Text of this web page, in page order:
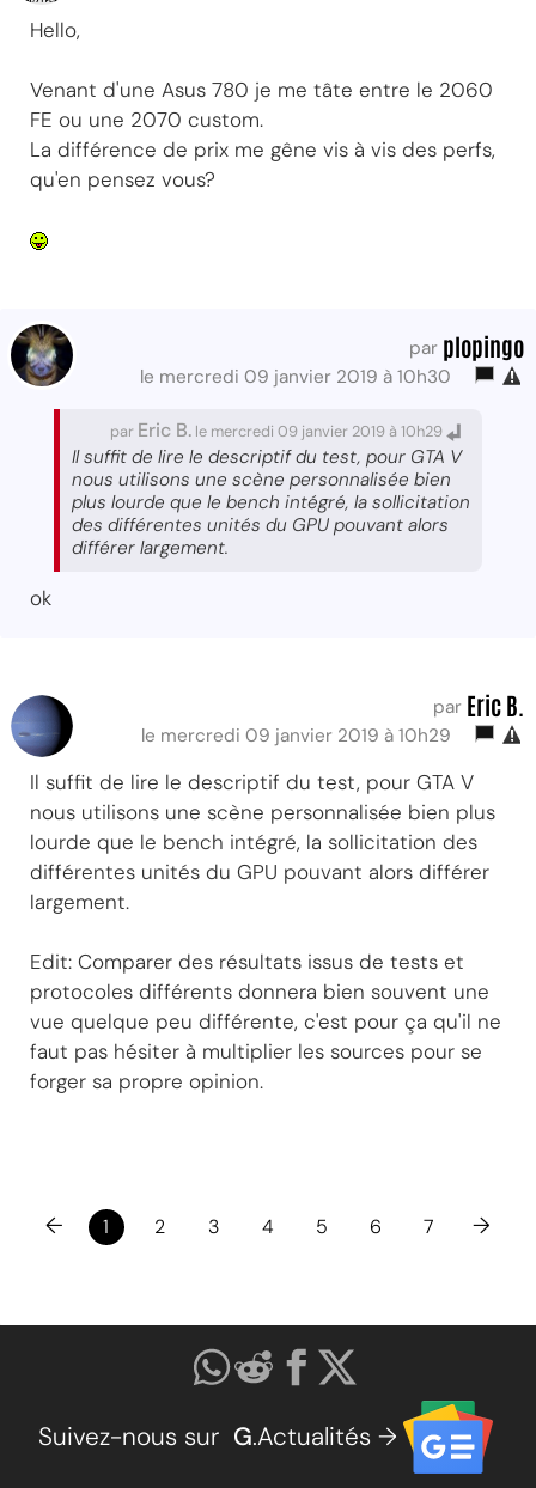
Hello,
Venant d'une Asus 780 je me tâte entre le 2060
FE ou une 2070 custom.
La différence de prix me gêne vis à vis des perfs,
qu'en pensez vous?
par plopingo
le mercredi 09 janvier 2019 à 10h30
par Eric B. le mercredi 09 janvier 2019 à 10h29
Il suffit de lire le descriptif du test, pour GTA V
nous utilisons une scène personnalisée bien
plus lourde que le bench intégré, la sollicitation
des différentes unités du GPU pouvant alors
différer largement.
ok
par Eric B.
le mercredi 09 janvier 2019 à 10h29
Il suffit de lire le descriptif du test, pour GTA V
nous utilisons une scène personnalisée bien plus
lourde que le bench intégré, la sollicitation des
différentes unités du GPU pouvant alors différer
largement.
Edit: Comparer des résultats issus de tests et
protocoles différents donnera bien souvent une
vue quelque peu différente, c'est pour ça qu'il ne
faut pas hésiter à multiplier les sources pour se
forger sa propre opinion.
← 1 2 3 4 5 6 7 →
Suivez-nous sur G.Actualités →